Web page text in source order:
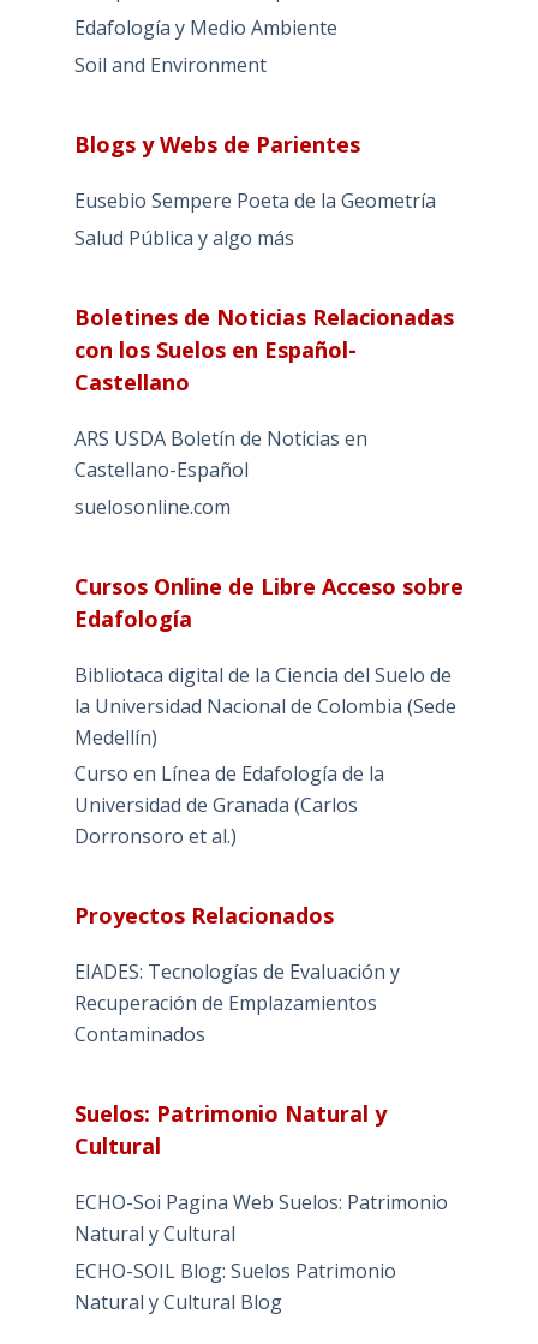
Edafología y Medio Ambiente
Soil and Environment
Blogs y Webs de Parientes
Eusebio Sempere Poeta de la Geometría
Salud Pública y algo más
Boletines de Noticias Relacionadas
con los Suelos en Español-
Castellano
ARS USDA Boletín de Noticias en
Castellano-Español
suelosonline.com
Cursos Online de Libre Acceso sobre
Edafología
Bibliotaca digital de la Ciencia del Suelo de
la Universidad Nacional de Colombia (Sede
Medellín)
Curso en Línea de Edafología de la
Universidad de Granada (Carlos
Dorronsoro et al.)
Proyectos Relacionados
EIADES: Tecnologías de Evaluación y
Recuperación de Emplazamientos
Contaminados
Suelos: Patrimonio Natural y
Cultural
ECHO-Soi Pagina Web Suelos: Patrimonio
Natural y Cultural
ECHO-SOIL Blog: Suelos Patrimonio
Natural y Cultural Blog